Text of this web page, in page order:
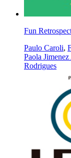
Fun
Paulo Caroli,
Paola
Rodrigues